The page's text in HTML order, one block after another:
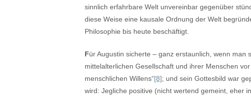
sinnlich erfahrbare Welt unvereinbar gegenüber
diese Weise eine kausale Ordnung der Welt
Philosophie bis heute beschäftigt.
Für Augustin sicherte – ganz erstaunlich, wenn
mittelalterlichen Gesellschaft und ihrer Menschen
menschlichen Willens“[8]; und sein Gottesbild war
wird: Jegliche positive (nicht wertend gemeint, eher